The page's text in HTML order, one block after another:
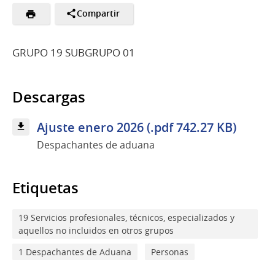
Compartir
GRUPO 19 SUBGRUPO 01
Descargas
Ajuste enero 2026 (.pdf 742.27 KB)
Despachantes de aduana
Etiquetas
19 Servicios profesionales, técnicos, especializados y
aquellos no incluidos en otros grupos
1 Despachantes de Aduana
Personas